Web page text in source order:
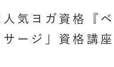
気ヨガ資格『ベ
ージ」資格講座